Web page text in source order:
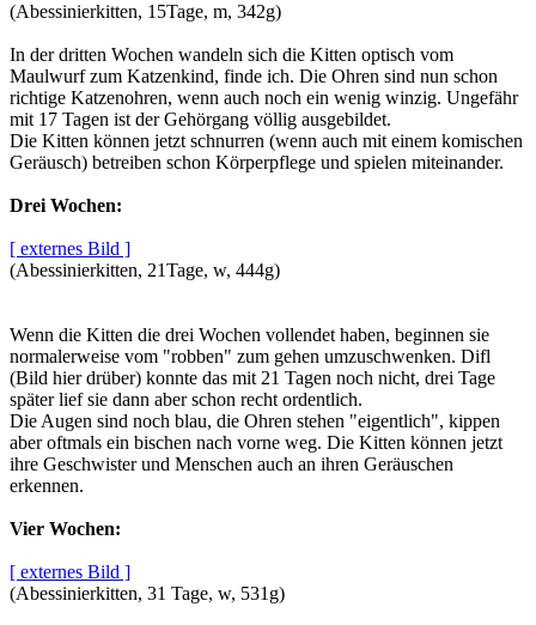
(Abessinierkitten, 15Tage, m, 342g)
In der dritten Wochen wandeln sich die Kitten optisch vom
Maulwurf zum Katzenkind, finde ich. Die Ohren sind nun schon
richtige Katzenohren, wenn auch noch ein wenig winzig. Ungefähr
mit 17 Tagen ist der Gehörgang völlig ausgebildet.
Die Kitten können jetzt schnurren (wenn auch mit einem komischen
Geräusch) betreiben schon Körperpflege und spielen miteinander.
Drei Wochen:
[ externes Bild ]
(Abessinierkitten, 21Tage, w, 444g)
Wenn die Kitten die drei Wochen vollendet haben, beginnen sie
normalerweise vom "robben" zum gehen umzuschwenken. Difl
(Bild hier drüber) konnte das mit 21 Tagen noch nicht, drei Tage
später lief sie dann aber schon recht ordentlich.
Die Augen sind noch blau, die Ohren stehen "eigentlich", kippen
aber oftmals ein bischen nach vorne weg. Die Kitten können jetzt
ihre Geschwister und Menschen auch an ihren Geräuschen
erkennen.
Vier Wochen:
[ externes Bild ]
(Abessinierkitten, 31 Tage, w, 531g)